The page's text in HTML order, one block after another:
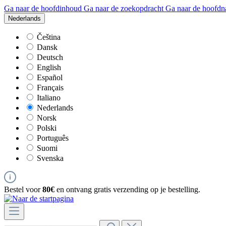
Ga naar de hoofdinhoud Ga naar de zoekopdracht Ga naar de
Nederlands
Čeština
Dansk
Deutsch
English
Español
Français
Italiano
Nederlands
Norsk
Polski
Português
Suomi
Svenska
Bestel voor80€ en ontvang gratis verzending op je bestelling.